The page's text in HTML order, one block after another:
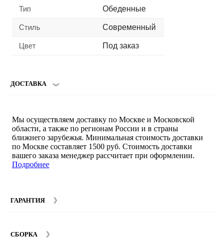
Тип Обеденные
Стиль Современный
Цвет Под заказ
ДОСТАВКА
Мы осуществляем доставку по Москве и Московской
области, а также по регионам России и в страны
ближнего зарубежья. Минимальная стоимость доставки
по Москве составляет 1500 руб. Стоимость доставки
вашего заказа менеджер рассчитает при оформлении.
Подробнее
ГАРАНТИЯ
составляет 12 месяцев с момента покупки при
СБОРКА